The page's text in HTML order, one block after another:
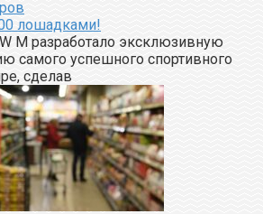
лошадками!
M разработало эксклюзивную
самого успешного спортивного
сделав